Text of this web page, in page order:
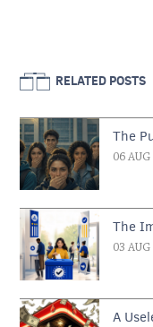
RELATED POSTS
The
06
The
03
A